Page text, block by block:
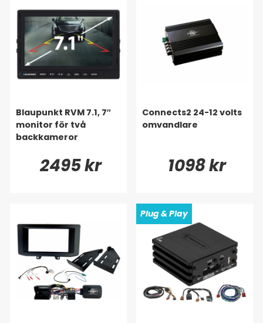
Blaupunkt RVM 7.1, 7″
monitor för två
backkameror
2495 kr
Connects2 24-12 volts
omvandlare
1098 kr
Plug & Play